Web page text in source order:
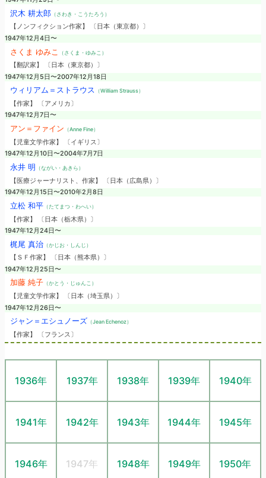
沢木 耕太郎（さわき・こうたろう）
【ノンフィクション作家】 〔日本（東京都）〕
1947年12月4日〜
さくま ゆみこ （さくま・ゆみこ）
【翻訳家】 〔日本（東京都）〕
1947年12月5日〜2007年12月18日
ウィリアム＝ストラウス （William Strauss）
【作家】 〔アメリカ〕
1947年12月7日〜
アン＝ファイン （Anne Fine）
【児童文学作家】 〔イギリス〕
1947年12月10日〜2004年7月7日
永井 明 （ながい・あきら）
【医療ジャーナリスト、作家】 〔日本（広島県）〕
1947年12月15日〜2010年2月8日
立松 和平（たてまつ・わへい）
【作家】 〔日本（栃木県）〕
1947年12月24日〜
梶尾 真治（かじお・しんじ）
【ＳＦ作家】 〔日本（熊本県）〕
1947年12月25日〜
加藤 純子（かとう・じゅんこ）
【児童文学作家】 〔日本（埼玉県）〕
1947年12月26日〜
ジャン＝エシュノーズ （Jean Echenoz）
【作家】 〔フランス〕
1936年 1937年 1938年 1939年 1940年
1941年 1942年 1943年 1944年 1945年
1946年 1947年 1948年 1949年 1950年